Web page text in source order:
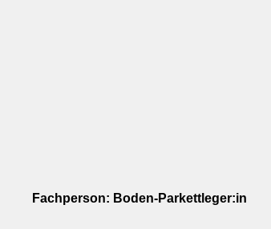
Fachperson: Boden-Parkettleger:in